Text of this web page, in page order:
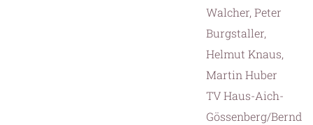
Walcher, Peter
Burgstaller,
Helmut Knaus,
Martin Huber
TV Haus-Aich-
Gössenberg/Bernd